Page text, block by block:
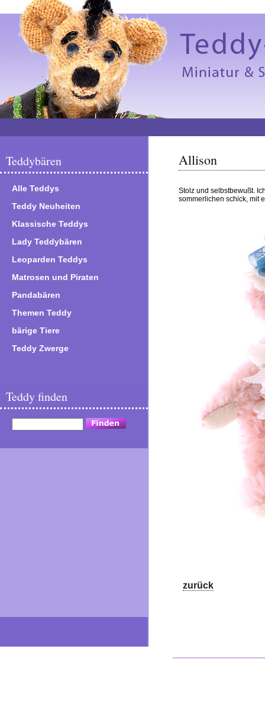
Teddybären
Alle Teddys
Teddy Neuheiten
Klassische Teddys
Lady Teddybären
Leoparden Teddys
Matrosen und Piraten
Pandabären
Themen Teddy
bärige Tiere
Teddy Zwerge
Teddy finden
Allison
Stolz und selbstbewußt.
sommerlichen schick, mit
zurück